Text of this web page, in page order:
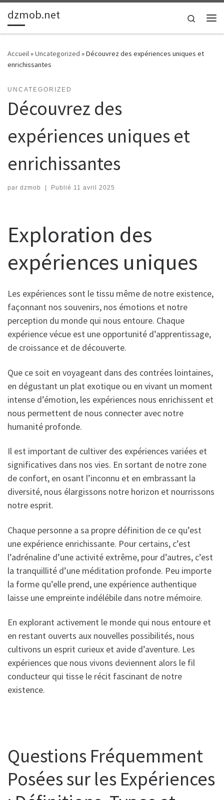
Passer au contenu
dzmob.net
Search
Accueil»Uncategorized »Découvrez des expériences uniques et
enrichissantes
UNCATEGORIZED
Découvrez des
expériences uniques et
enrichissantes
par dzmob | Publié 11 avril 2025
Exploration des
expériences uniques
Les expériences sont le tissu même de notre existence,
façonnant nos souvenirs, nos émotions et notre
perception du monde qui nous entoure. Chaque
expérience vécue est une opportunité d’apprentissage,
de croissance et de découverte.
Que ce soit en voyageant dans des contrées lointaines,
en dégustant un plat exotique ou en vivant un moment
intense d’émotion, les expériences nous enrichissent et
nous permettent de nous connecter avec notre
humanité profonde.
Il est important de cultiver des expériences variées et
significatives dans nos vies. En sortant de notre zone
de confort, en osant l’inconnu et en embrassant la
diversité, nous élargissons notre horizon et nourrissons
notre esprit.
Chaque personne a sa propre définition de ce qu’est
une expérience enrichissante. Pour certains, c’est
l’adrénaline d’une activité extrême, pour d’autres, c’est
la tranquillité d’une méditation profonde. Peu importe
la forme qu’elle prend, une expérience authentique
laisse une empreinte indélébile dans notre mémoire.
En explorant activement le monde qui nous entoure et
en restant ouverts aux nouvelles possibilités, nous
cultivons un esprit curieux et avide d’aventure. Les
expériences que nous vivons deviennent alors le fil
conducteur qui tisse le récit fascinant de notre
existence.
Questions Fréquemment
Posées sur les Expériences